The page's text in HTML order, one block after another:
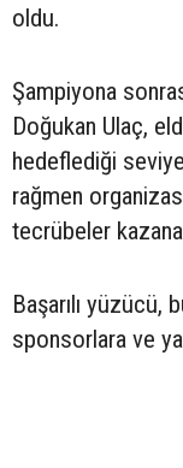
oldu.
Şampiyona
Doğukan Ulaç,
hedeflediği
rağmen
tecrübeler
Başarılı
sponsorlara ve